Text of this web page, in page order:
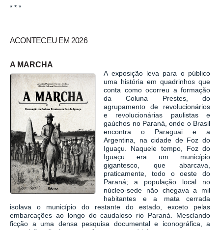
* * *
ACONTECEU EM 2026
A MARCHA
A exposição leva para o público
uma história em quadrinhos que
conta como ocorreu a formação
da Coluna Prestes, do
agrupamento de revolucionários
e revolucionárias paulistas e
gaúchos no Paraná, onde o Brasil
encontra o Paraguai e a
Argentina, na cidade de Foz do
Iguaçu. Naquele tempo, Foz do
Iguaçu era um município
gigantesco, que abarcava,
praticamente, todo o oeste do
Paraná; a população local no
núcleo-sede não chegava a mil
habitantes e a mata cerrada
isolava o município do restante do estado, exceto pelas
embarcações ao longo do caudaloso rio Paraná. Mesclando
ficção a uma densa pesquisa documental e iconográfica, a